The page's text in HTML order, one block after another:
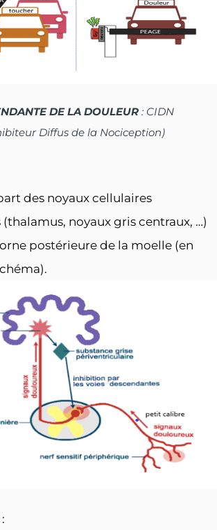
DE LA DOULEUR : CIDN
Diffus de la Nociception)
des noyaux cellulaires
noyaux gris centraux, …)
postérieure de la moelle (en